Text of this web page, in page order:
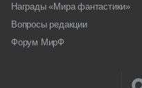
Награды «Мира фантастики»
Вопросы редакции
Форум МирФ